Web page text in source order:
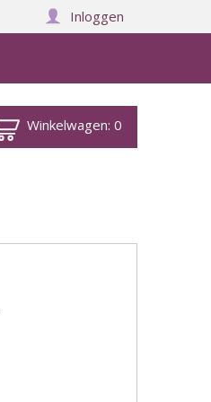
Inloggen
Winkelwagen:0